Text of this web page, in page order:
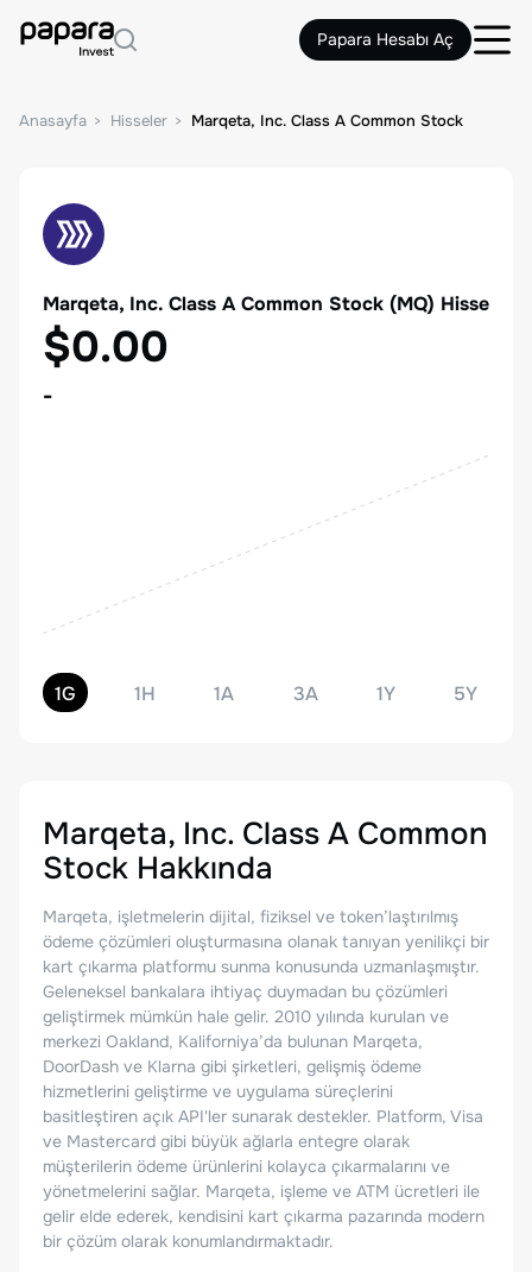
Papara Hesabı Aç
Anasayfa Hisseler Marqeta, Inc. Class A Common Stock
Marqeta, Inc. Class A Common Stock (MQ) Hisse
$0.00
-
1G 1H 1A 3A 1Y 5Y
Marqeta, Inc. Class A Common
Stock Hakkında
Marqeta, işletmelerin dijital, fiziksel ve token’laştırılmış
ödeme çözümleri oluşturmasına olanak tanıyan yenilikçi bir
kart çıkarma platformu sunma konusunda uzmanlaşmıştır.
Geleneksel bankalara ihtiyaç duymadan bu çözümleri
geliştirmek mümkün hale gelir. 2010 yılında kurulan ve
merkezi Oakland, Kaliforniya’da bulunan Marqeta,
DoorDash ve Klarna gibi şirketleri, gelişmiş ödeme
hizmetlerini geliştirme ve uygulama süreçlerini
basitleştiren açık API'ler sunarak destekler. Platform, Visa
ve Mastercard gibi büyük ağlarla entegre olarak
müşterilerin ödeme ürünlerini kolayca çıkarmalarını ve
yönetmelerini sağlar. Marqeta, işleme ve ATM ücretleri ile
gelir elde ederek, kendisini kart çıkarma pazarında modern
bir çözüm olarak konumlandırmaktadır.